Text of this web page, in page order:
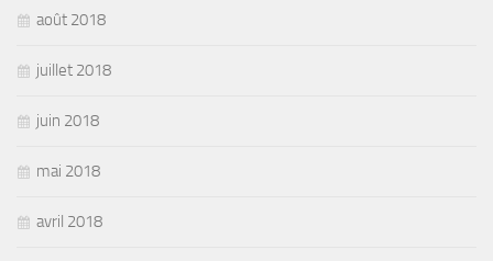
août 2018
juillet 2018
juin 2018
mai 2018
avril 2018